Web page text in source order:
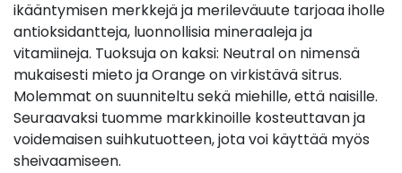
ikääntymisen merkkejä ja merileväuute tarjoaa iholle
antioksidantteja, luonnollisia mineraaleja ja
vitamiineja. Tuoksuja on kaksi: Neutral on nimensä
mukaisesti mieto ja Orange on virkistävä sitrus.
Molemmat on suunniteltu sekä miehille, että naisille.
Seuraavaksi tuomme markkinoille kosteuttavan ja
voidemaisen suihkutuotteen, jota voi käyttää myös
sheivaamiseen.